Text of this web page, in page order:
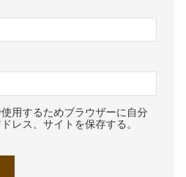
用するためブラウザーに自分
レス、サイトを保存する。